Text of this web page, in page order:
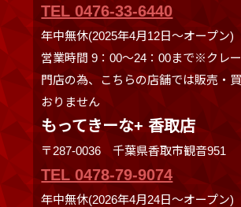
TEL 0476-33-6440
年中無休(2025年4月12日～オープン)
営業時間 9：00～24：00まで※クレ
門店の為、こちらの店舗では販売・
おりません
もってきーな+ 香取店
〒287-0036 千葉県香取市観音951
TEL 0478-79-9074
年中無休(2026年4月24日～オープン)